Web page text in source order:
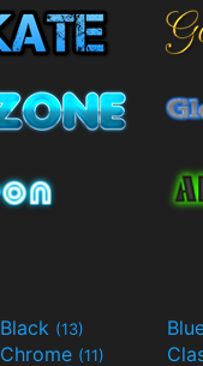
Black (13)
Chrome (11)